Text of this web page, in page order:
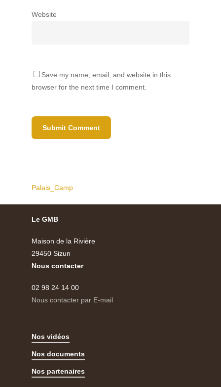
Website
Save my name, email, and website in this
browser for the next time I comment.
Palais_Camp
Le GMB
Maison de la Rivière
29450 Sizun
Nous contacter
02 98 24 14 00
Nous contacter par E-mail
Nos vidéos
Nos documents
Nos partenaires